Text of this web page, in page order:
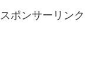
スポンサーリンク